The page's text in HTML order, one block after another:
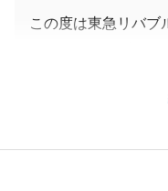
この度は東急リバブ
多大なるご協力をい
無事にお引き渡しを